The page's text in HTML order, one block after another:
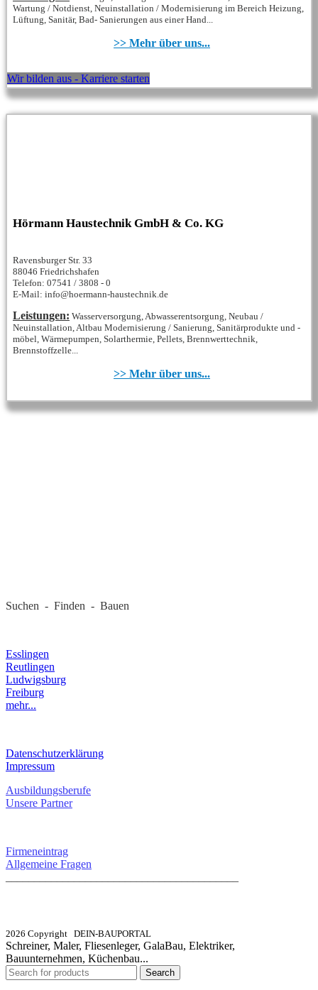
Wartung / Notdienst, Neuinstallation / Modernisierung im Bereich Heizung,
Lüftung, Sanitär, Bad- Sanierungen aus einer Hand...
>> Mehr über uns...
Wir bilden aus - Karriere starten
Hörmann Haustechnik GmbH & Co. KG
Ravensburger Str. 33
88046 Friedrichshafen
Telefon: 07541 / 3808 - 0
E-Mail: info@hoermann-haustechnik.de
Leistungen: Wasserversorgung, Abwasserentsorgung, Neubau /
Neuinstallation, Altbau Modernisierung / Sanierung, Sanitärprodukte und -
möbel, Wärmepumpen, Solarthermie, Pellets, Brennwerttechnik,
Brennstoffzelle...
>> Mehr über uns...
Suchen - Finden - Bauen
Esslingen
Reutlingen
Ludwigsburg
Freiburg
mehr...
Datenschutzerklärung
Impressum
Ausbildungsberufe
Unsere Partner
Firmeneintrag
Allgemeine Fragen
2026 Copyright DEIN-BAUPORTAL
Schreiner, Maler, Fliesenleger, GalaBau, Elektriker,
Bauunternehmen, Küchenbau...
Search